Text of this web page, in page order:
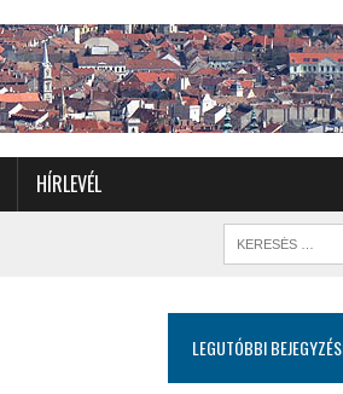
HÍRLEVÉL
LEGUTÓBBI